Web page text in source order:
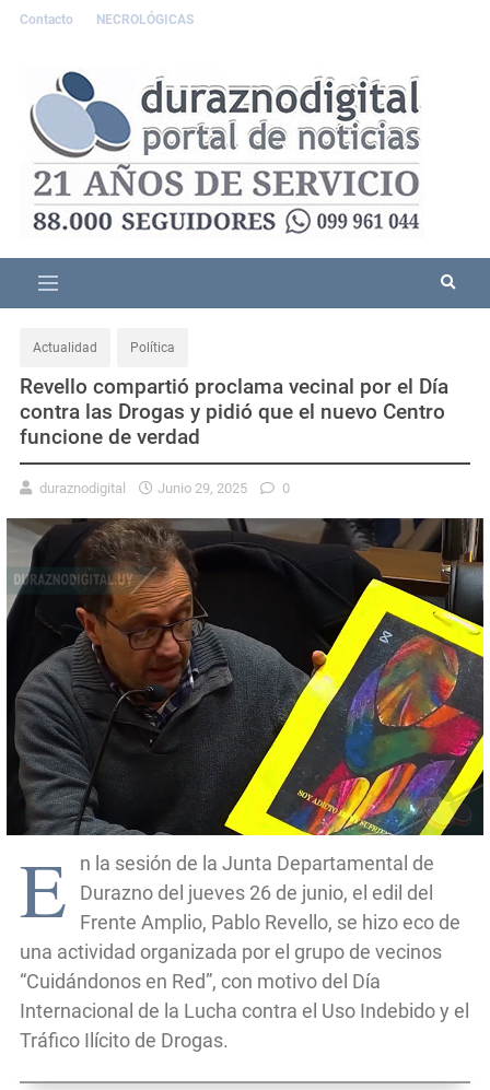
Contacto NECROLÓGICAS
Actualidad Política
Revello compartió proclama vecinal por el Día
contra las Drogas y pidió que el nuevo Centro
funcione de verdad
duraznodigital Junio 29, 2025 0
E
n la sesión de la Junta Departamental de
Durazno del jueves 26 de junio, el edil del
Frente Amplio, Pablo Revello, se hizo eco de
una actividad organizada por el grupo de vecinos
“Cuidándonos en Red”, con motivo del Día
Internacional de la Lucha contra el Uso Indebido y el
Tráfico Ilícito de Drogas.